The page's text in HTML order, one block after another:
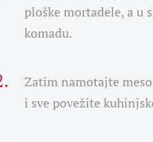
ploške mortadele, a u
komadu.
Zatim namotajte
i sve povežite